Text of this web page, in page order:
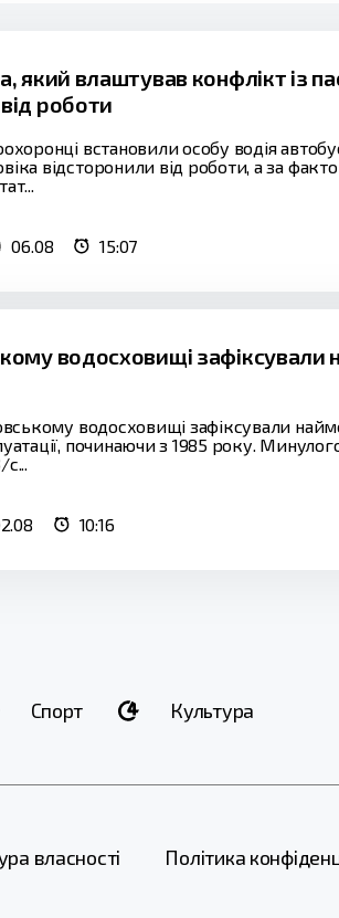
який влаштував конфлікт із
роботи
встановили особу водія
відсторонили від роботи, а за
06.08 15:07
водосховищі зафіксували
водосховищі зафіксували
починаючи з 1985 року.
10:16
Спорт Культура
власності Політика